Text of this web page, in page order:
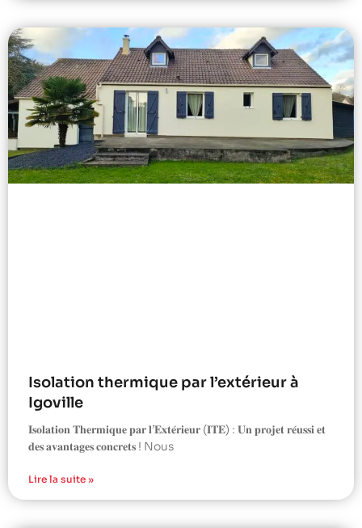
Isolation thermique par l’extérieur à
Igoville
𝐈𝐬𝐨𝐥𝐚𝐭𝐢𝐨𝐧 𝐓𝐡𝐞𝐫𝐦𝐢𝐪𝐮𝐞 𝐩𝐚𝐫 𝐥’𝐄𝐱𝐭𝐞́𝐫𝐢𝐞𝐮𝐫 (𝐈𝐓𝐄) : 𝐔𝐧 𝐩𝐫𝐨𝐣𝐞𝐭 𝐫𝐞́𝐮𝐬𝐬𝐢 𝐞𝐭
𝐝𝐞𝐬 𝐚𝐯𝐚𝐧𝐭𝐚𝐠𝐞𝐬 𝐜𝐨𝐧𝐜𝐫𝐞𝐭𝐬 ! Nous
Lire la suite »